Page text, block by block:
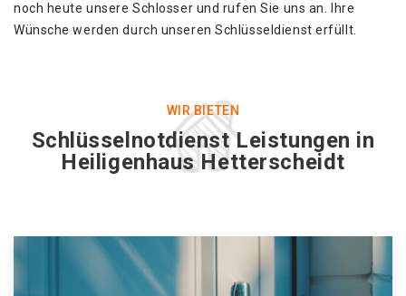
noch heute unsere Schlosser und rufen Sie uns an. Ihre
Wünsche werden durch unseren Schlüsseldienst erfüllt.
WIR BIETEN
Schlüsselnotdienst Leistungen in
Heiligenhaus Hetterscheidt